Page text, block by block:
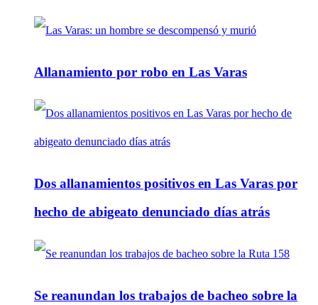
Allanamiento por robo en Las Varas
Dos allanamientos positivos en Las Varas por
hecho de abigeato denunciado días atrás
Se reanundan los trabajos de bacheo sobre la